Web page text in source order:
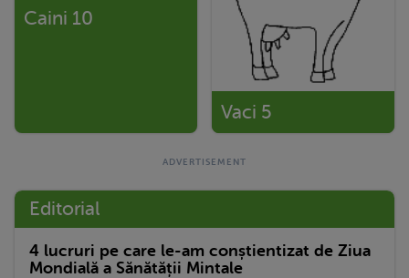
Caini 10
Vaci 5
Editorial
4 lucruri pe care le-am conștientizat de Ziua
Mondială a Sănătății Mintale